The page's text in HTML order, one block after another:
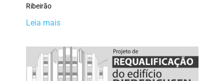
Ribeirão
Leia mais